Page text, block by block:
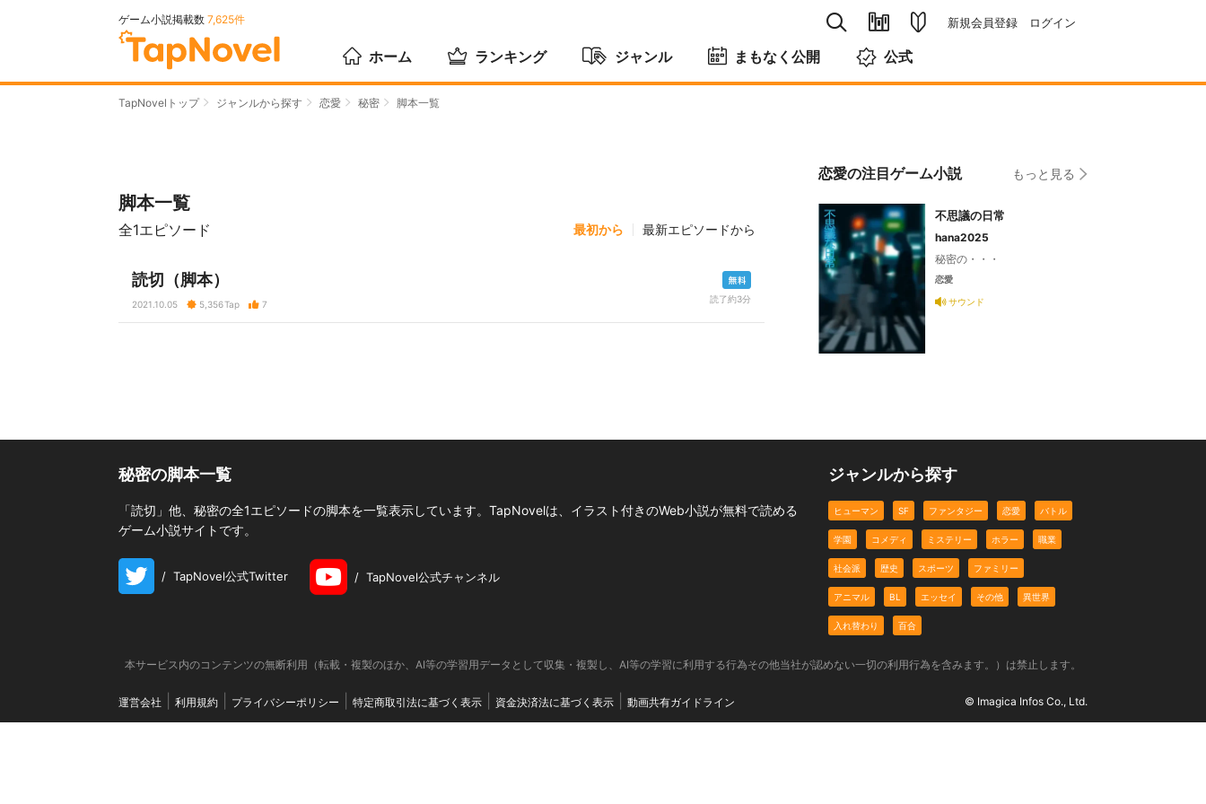
ゲーム小説掲載数 7,625件 新規会員登録 ログイン
ホーム ランキング ジャンル まもなく公開 公式
TapNovelトップ ジャンルから探す 恋愛 秘密 脚本一覧
脚本一覧
全1エピソード 最初から 最新エピソードから
読切（脚本）
2021.10.05 5,356Tap 7
読了約3分
恋愛の注目ゲーム小説 もっと見る
不思議の日常
hana2025
秘密の・・・
恋愛
サウンド
秘密の脚本一覧
「読切」他、秘密の全1エピソードの脚本を一覧表示しています。TapNovelは、イラスト付きのWeb小説が無料で読める
ゲーム小説サイトです。
/ TapNovel公式Twitter / TapNovel公式チャンネル
ジャンルから探す
ヒューマン SF ファンタジー 恋愛 バトル
学園 コメディ ミステリー ホラー 職業
社会派 歴史 スポーツ ファミリー
アニマル BL エッセイ その他 異世界
入れ替わり 百合
本サービス内のコンテンツの無断利用（転載・複製のほか、AI等の学習用データとして収集・複製し、AI等の学習に利用する行為その他当社が認めない一切の利用行為を含みます。）は禁止します。
運営会社 利用規約 プライバシーポリシー 特定商取引法に基づく表示 資金決済法に基づく表示 動画共有ガイドライン © Imagica Infos Co., Ltd.